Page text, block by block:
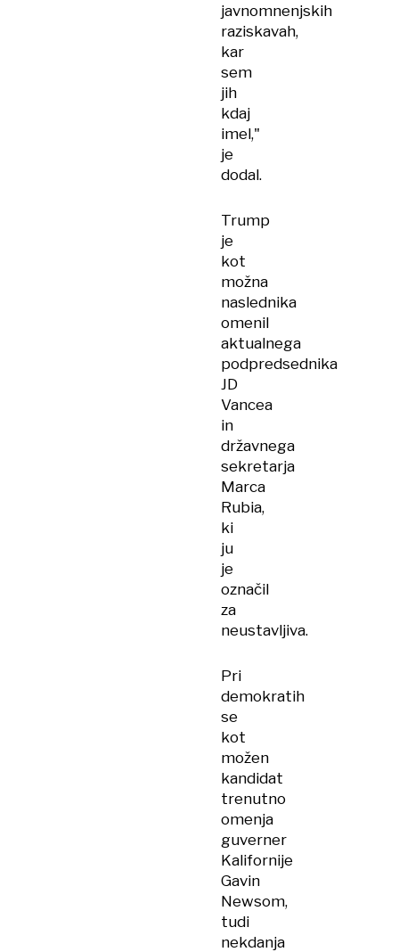
javnomnenjskih
raziskavah,
kar
sem
jih
kdaj
imel,"
je
dodal.
Trump
je
kot
možna
naslednika
omenil
aktualnega
podpredsednika
JD
Vancea
in
državnega
sekretarja
Marca
Rubia,
ki
ju
je
označil
za
neustavljiva.
Pri
demokratih
se
kot
možen
kandidat
trenutno
omenja
guverner
Kalifornije
Gavin
Newsom,
tudi
nekdanja